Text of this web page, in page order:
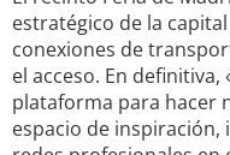
estratégico de la
conexiones de
el acceso. En
plataforma para hacer
espacio de inspiración,